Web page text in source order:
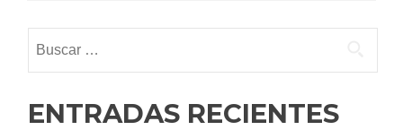
ENTRADAS RECIENTES